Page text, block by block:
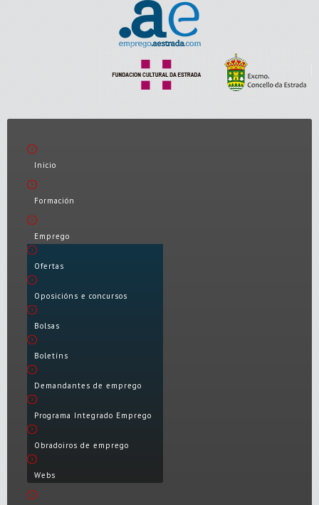
Inicio
Formación
Emprego
Ofertas
Oposicións e concursos
Bolsas
Boletíns
Demandantes de emprego
Programa Integrado Emprego
Obradoiros de emprego
Webs